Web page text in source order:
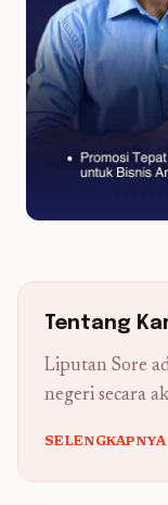
Tentang
Liputan Sore
negeri secara